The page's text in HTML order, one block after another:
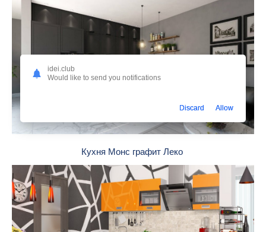
Кухня Монс графит Леко
idei.club
Would like to send you notifications
Discard Allow